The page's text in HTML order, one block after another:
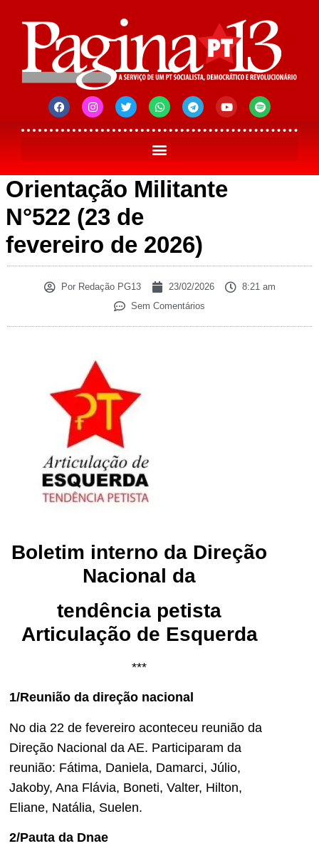
Orientação Militante
N°522 (23 de
fevereiro de 2026)
PorRedação PG13 23/02/2026
8:21 am
Sem Comentários
Boletim interno da Direção
Nacional da
tendência petista
Articulação de Esquerda
***
1/Reunião da direção nacional
No dia 22 de fevereiro aconteceu reunião da
Direção Nacional da AE. Participaram da
reunião: Fátima, Daniela, Damarci, Júlio,
Jakoby, Ana Flávia, Boneti, Valter, Hilton,
Eliane, Natália, Suelen.
2/Pauta da Dnae